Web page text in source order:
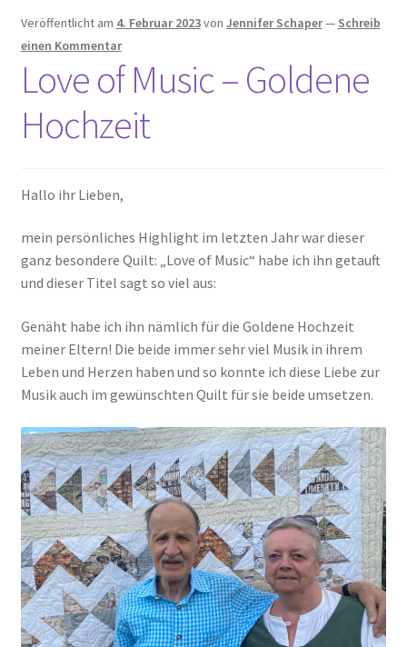
Datenschutzerklärung
Impressum
Impressum
Shop
Versandarten
Warenkorb
Zahlungsarten
Veröffentlicht am 4. Februar 2023von Jennifer Schaper— Schreib
einen Kommentar
Love of Music – Goldene
Hochzeit
Hallo ihr Lieben,
mein persönliches Highlight im letzten Jahr war dieser
ganz besondere Quilt: „Love of Music“ habe ich ihn getauft
und dieser Titel sagt so viel aus:
Genäht habe ich ihn nämlich für die Goldene Hochzeit
meiner Eltern! Die beide immer sehr viel Musik in ihrem
Leben und Herzen haben und so konnte ich diese Liebe zur
Musik auch im gewünschten Quilt für sie beide umsetzen.